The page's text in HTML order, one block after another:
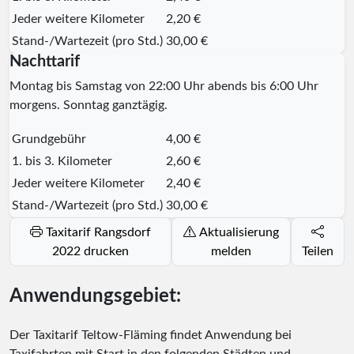
Jeder weitere Kilometer
2,20 €
Stand-/Wartezeit (pro Std.) 30,00 €
Nachttarif
Montag bis Samstag von 22:00 Uhr abends bis 6:00 Uhr
morgens. Sonntag ganztägig.
Grundgebühr
4,00 €
1. bis 3. Kilometer
2,60 €
Jeder weitere Kilometer
2,40 €
Stand-/Wartezeit (pro Std.) 30,00 €
Taxitarif Rangsdorf
2022 drucken
melden
Teilen
Anwendungsgebiet:
Der Taxitarif Teltow-Fläming findet Anwendung bei